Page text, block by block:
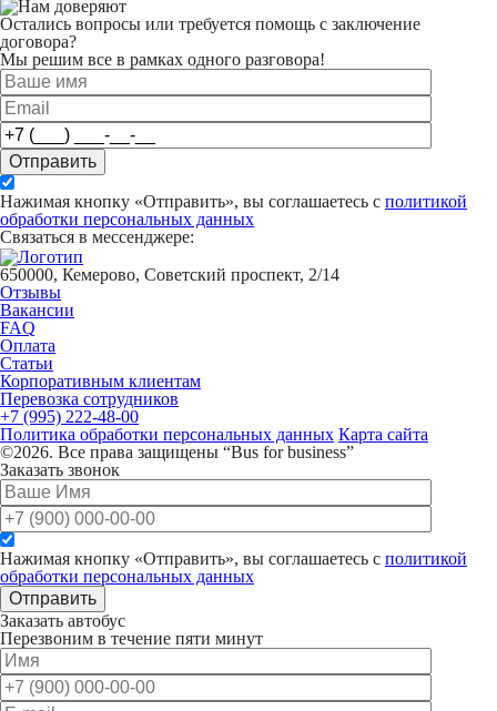
Остались вопросы или требуется помощь с заключение
договора?
Мы решим все в рамках одного разговора!
Отправить
Нажимая кнопку «Отправить», вы соглашаетесь с политикой
обработки персональных данных
Связаться в мессенджере:
650000, Кемерово, Советский проспект, 2/14
Отзывы
Вакансии
FAQ
Оплата
Статьи
Корпоративным клиентам
Перевозка сотрудников
+7 (995) 222-48-00
Политика обработки персональных данных Карта сайта
©2026. Все права защищены “Bus for business”
Заказать звонок
Нажимая кнопку «Отправить», вы соглашаетесь с политикой
обработки персональных данных
Отправить
Заказать автобус
Перезвоним в течение пяти минут